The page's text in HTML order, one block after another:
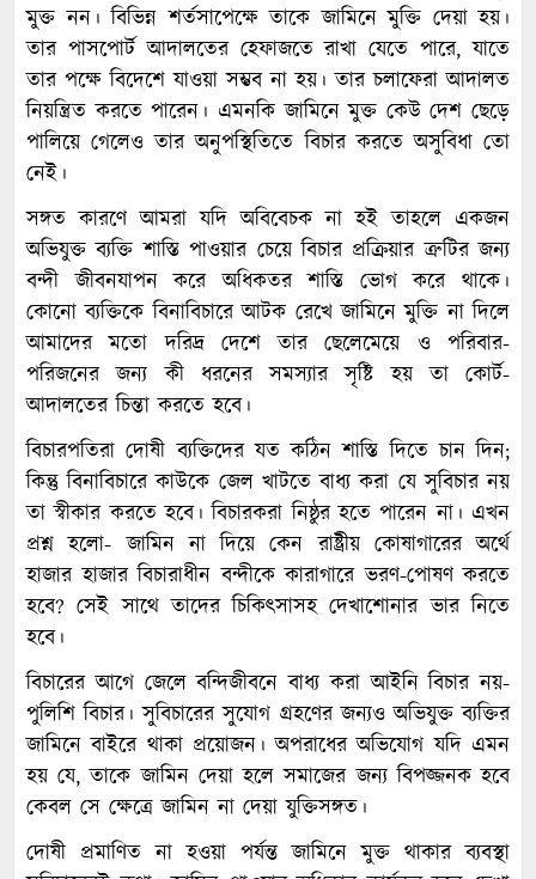
মুক্ত নন। বিভিন্ন শর্তসাপেক্ষে তাকে জামিনে মুক্তি দেয়া হয়।
তার পাসপোর্ট আদালতের হেফাজতে রাখা যেতে পারে, যাতে
তার পক্ষে বিদেশে যাওয়া সম্ভব না হয়। তার চলাফেরা আদালত
নিয়ন্ত্রিত করতে পারেন। এমনকি জামিনে মুক্ত কেউ দেশ ছেড়ে
পালিয়ে গেলেও তার অনুপস্থিতিতে বিচার করতে অসুবিধা তো
নেই।
সঙ্গত কারণে আমরা যদি অবিবেচক না হই তাহলে একজন
অভিযুক্ত ব্যক্তি শাস্তি পাওয়ার চেয়ে বিচার প্রক্রিয়ার ত্রুটির জন্য
বন্দী জীবনযাপন করে অধিকতর শাস্তি ভোগ করে থাকে।
কোনো ব্যক্তিকে বিনাবিচারে আটক রেখে জামিনে মুক্তি না দিলে
আমাদের মতো দরিদ্র দেশে তার ছেলেমেয়ে ও পরিবার-
পরিজনের জন্য কী ধরনের সমস্যার সৃষ্টি হয় তা কোর্ট-
আদালতের চিন্তা করতে হবে।
বিচারপতিরা দোষী ব্যক্তিদের যত কঠিন শাস্তি দিতে চান দিন;
কিন্তু বিনাবিচারে কাউকে জেল খাটতে বাধ্য করা যে সুবিচার নয়
তা স্বীকার করতে হবে। বিচারকরা নিষ্ঠুর হতে পারেন না। এখন
প্রশ্ন হলো- জামিন না দিয়ে কেন রাষ্ট্রীয় কোষাগারের অর্থে
হাজার হাজার বিচারাধীন বন্দীকে কারাগারে ভরণ-পোষণ করতে
হবে? সেই সাথে তাদের চিকিৎসাসহ দেখাশোনার ভার নিতে
হবে।
বিচারের আগে জেলে বন্দিজীবনে বাধ্য করা আইনি বিচার নয়-
পুলিশি বিচার। সুবিচারের সুযোগ গ্রহণের জন্যও অভিযুক্ত ব্যক্তির
জামিনে বাইরে থাকা প্রয়োজন। অপরাধের অভিযোগ যদি এমন
হয় যে, তাকে জামিন দেয়া হলে সমাজের জন্য বিপজ্জনক হবে
কেবল সে ক্ষেত্রে জামিন না দেয়া যুক্তিসঙ্গত।
দোষী প্রমাণিত না হওয়া পর্যন্ত জামিনে মুক্ত থাকার ব্যবস্থা